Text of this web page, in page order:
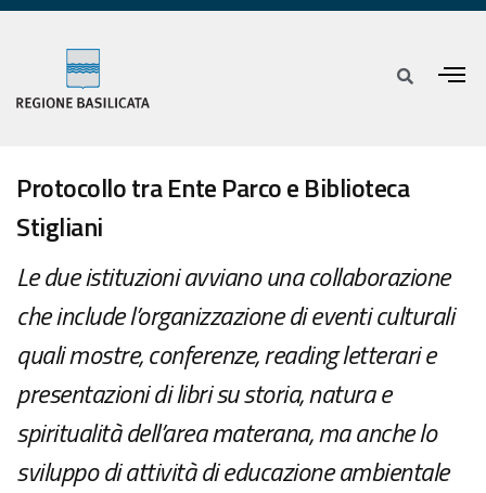
Protocollo tra Ente Parco e Biblioteca
Stigliani
Le due istituzioni avviano una collaborazione
che include l’organizzazione di eventi culturali
quali mostre, conferenze, reading letterari e
presentazioni di libri su storia, natura e
spiritualità dell’area materana, ma anche lo
sviluppo di attività di educazione ambientale